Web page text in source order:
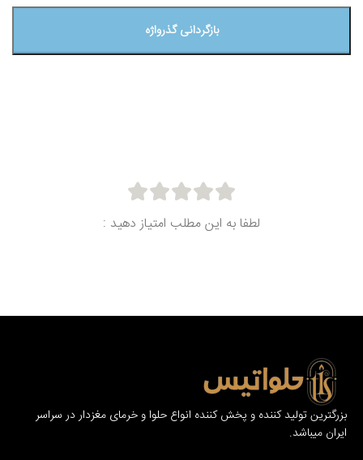
بازگردانی گذرواژه
لطفا به این مطلب امتیاز دهید :
بزرگترین تولید کننده و پخش کننده انواع حلوا و خرمای مغزدار در سراسر
ایران میباشد.